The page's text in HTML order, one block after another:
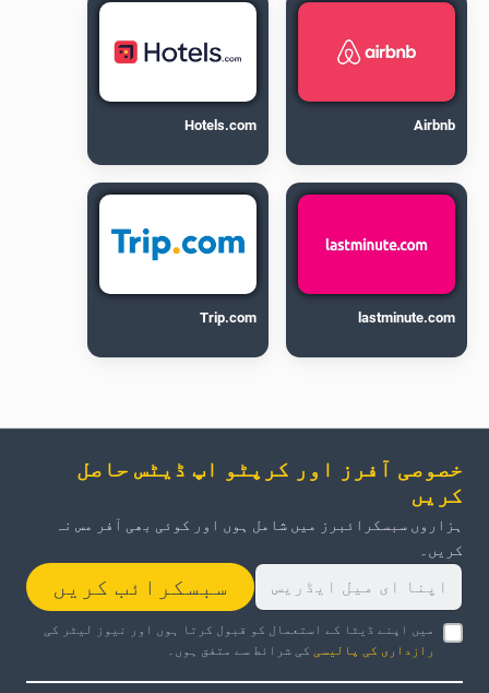
Airbnb
Hotels.com
lastminute.com
Trip.com
خصوصی آفرز اور کرپٹو اپ ڈیٹس حاصل
کریں
ہزاروں سبسکرائبرز میں شامل ہوں اور کوئی بھی آفر مس نہ
کریں۔
سبسکرائب کریں
میں اپنے ڈیٹا کے استعمال کو قبول کرتا ہوں اور نیوز لیٹر کی
رازداری کی پالیسی
کی شرائط سے متفق ہوں۔